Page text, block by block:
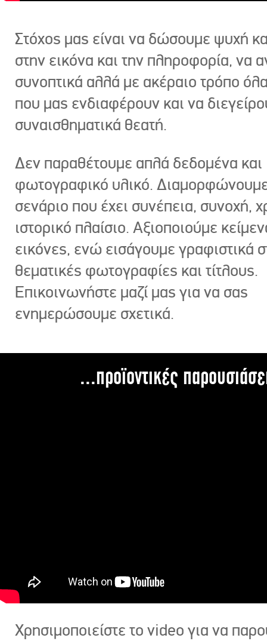
Στόχος μας είναι να δώσουμε ψυχή
στην εικόνα και την πληροφορία, να
συνοπτικά αλλά με ακέραιο τρόπο
που μας ενδιαφέρουν και να
συναισθηματικά θεατή.
Δεν παραθέτουμε απλά δεδομένα και
φωτογραφικό υλικό.
σενάριο που έχει συνέπεια, συνοχή,
ιστορικό πλαίσιο. Αξιοποιούμε
εικόνες, ενώ εισάγουμε γραφιστικά
θεματικές φωτογραφίες και τίτλους.
Επικοινωνήστε μαζί μας για να σας
ενημερώσουμε σχετικά.
...προϊοντικές
Χρησιμοποιείστε το video για να